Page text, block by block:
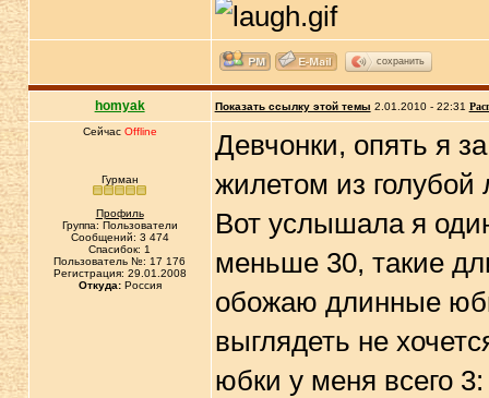
сохранить
homyak Показать ссылку этой темы 2.01.2010 - 22:31
Сейчас Offline
Гурман
Профиль
Группа: Пользователи
Сообщений: 3 474
Спасибок: 1
Пользователь №: 17 176
Регистрация: 29.01.2008
Откуда:Россия
Девчонки, опять я
жилетом из
Вот услышала я
меньше 30, такие
обожаю длинные
выглядеть не
юбки у меня всего